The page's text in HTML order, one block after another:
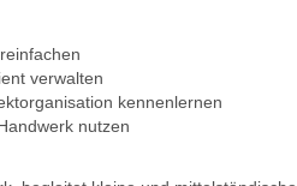
verwalten
kennenlernen
nutzen